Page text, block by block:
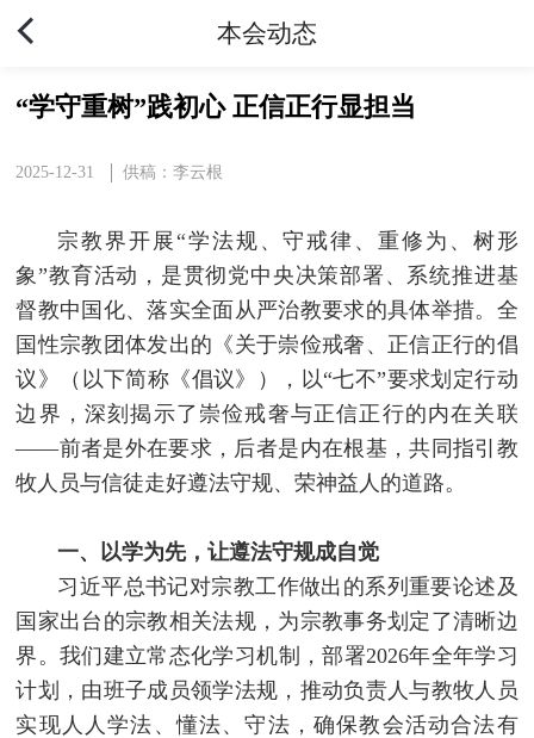
本会动态
“学守重树”践初心 正信正行显担当
2025-12-31 供稿：李云根
宗教界开展“学法规、守戒律、重修为、树形
象”教育活动，是贯彻党中央决策部署、系统推进基
督教中国化、落实全面从严治教要求的具体举措。全
国性宗教团体发出的《关于崇俭戒奢、正信正行的倡
议》（以下简称《倡议》），以“七不”要求划定行动
边界，深刻揭示了崇俭戒奢与正信正行的内在关联
——前者是外在要求，后者是内在根基，共同指引教
牧人员与信徒走好遵法守规、荣神益人的道路。
一、以学为先，让遵法守规成自觉
习近平总书记对宗教工作做出的系列重要论述及
国家出台的宗教相关法规，为宗教事务划定了清晰边
界。我们建立常态化学习机制，部署2026年全年学习
计划，由班子成员领学法规，推动负责人与教牧人员
实现人人学法、懂法、守法，确保教会活动合法有